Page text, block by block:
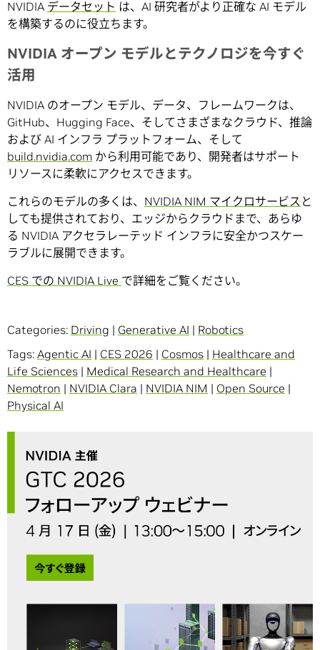
NVIDIA データセット は、AI 研究者がより正確な AI モデル
を構築するのに役立ちます。
NVIDIA オープン モデルとテクノロジを今すぐ
活用
NVIDIA のオープン モデル、データ、フレームワークは、
GitHub、Hugging Face、そしてさまざまなクラウド、推論
および AI インフラ プラットフォーム、そして
build.nvidia.com から利用可能であり、開発者はサポート
リソースに柔軟にアクセスできます。
これらのモデルの多くは、 NVIDIA NIM マイクロサービス と
しても提供されており、エッジからクラウドまで、あらゆ
る NVIDIA アクセラレーテッド インフラに安全かつスケー
ラブルに展開できます。
CES での NVIDIA Live で詳細をご覧ください。
Categories: Driving | Generative AI | Robotics
Tags: Agentic AI | CES 2026 | Cosmos | Healthcare and
Life Sciences | Medical Research and Healthcare |
Nemotron | NVIDIA Clara | NVIDIA NIM | Open Source |
Physical AI